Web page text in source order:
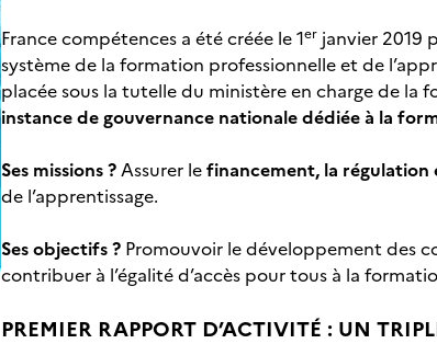
France compétences a été créée le 1er janvier 2019
système de la formation professionnelle et de
placée sous la tutelle du ministère en charge de la
instance de gouvernance nationale dédiée à la
Ses missions ?Assurer lefinancement, la régulation
de l’apprentissage.
Ses objectifs ? Promouvoir le développement des
contribuer à l’égalité d’accès pour tous à la
PREMIER RAPPORT D’ACTIVITÉ : UN